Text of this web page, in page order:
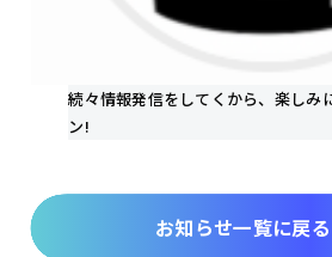
続々情報発信をしてくから、楽しみ
ン!
お知らせ一覧に戻る